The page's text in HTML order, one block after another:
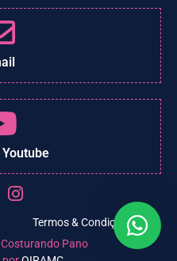
Termos & Condições
Pano